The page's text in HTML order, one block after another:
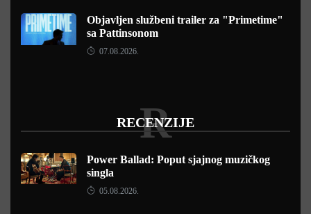
Objavljen službeni trailer za "Primetime"
sa Pattinsonom
07.08.2026.
RECENZIJE
R
Power Ballad: Poput sjajnog muzičkog
singla
05.08.2026.